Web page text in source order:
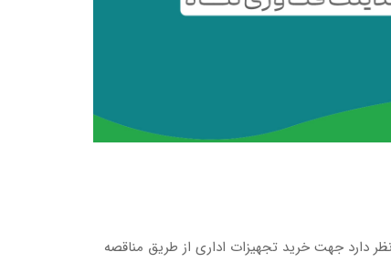
دارد جهت خرید تجهیزات اداری از طریق مناقصه